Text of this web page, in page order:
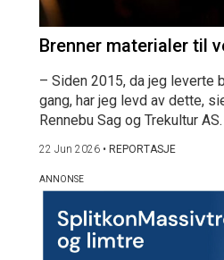
Brenner materialer til
– Siden 2015, da jeg leverte
gang, har jeg levd av dette,
Rennebu Sag og Trekultur AS.
22 Jun 2026 • REPORTASJE